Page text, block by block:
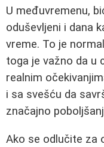
U međuvremenu,
oduševljeni i dana
vreme. To je
toga je važno da u
realnim
i sa svešću da
značajno
Ako se odlučite za